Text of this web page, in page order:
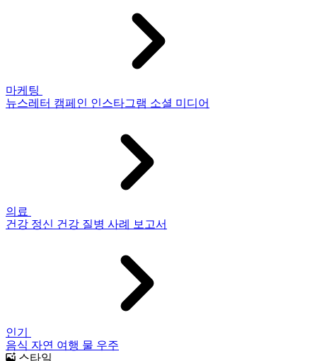
마케팅
뉴스레터 캠페인 인스타그램 소셜 미디어
의료
건강 정신 건강 질병 사례 보고서
인기
음식 자연 여행 물 우주
스타일